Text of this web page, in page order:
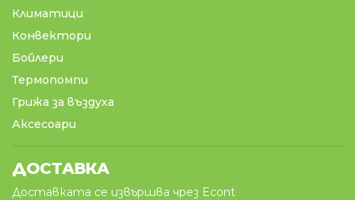
Климатици
Конвектори
Бойлери
Термопомпи
Грижа за въздуха
Аксесоари
ДОСТАВКА
Доставката се извършва чрез Econt